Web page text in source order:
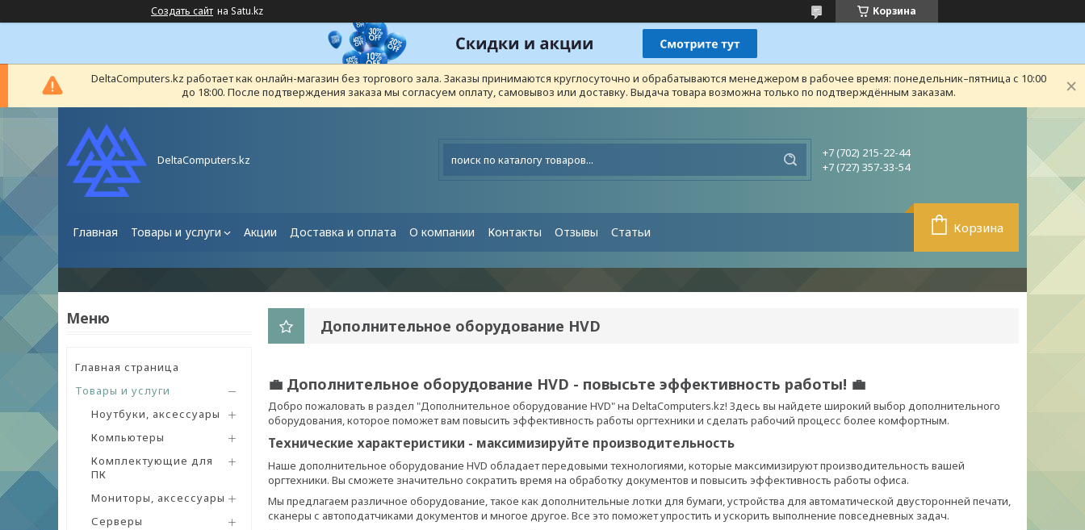
Создать сайт на Satu.kz Корзина
DeltaComputers.kz работает как онлайн-магазин без торгового зала. Заказы принимаются круглосуточно и обрабатываются менеджером в рабочее время: понедельник–пятница с 10:00
до 18:00. После подтверждения заказа мы согласуем оплату, самовывоз или доставку. Выдача товара возможна только по подтверждённым заказам.
DeltaComputers.kz
+7 (702) 215-22-44
+7 (727) 357-33-54
Главная Товары и услуги Акции Доставка и оплата О компании Контакты Отзывы Статьи Корзина
Главная страница
Товары и услуги
Ноутбуки, аксессуары
Компьютеры
Комплектующие для
ПК
Мониторы, аксессуары
Серверы
Дополнительное оборудование HVD
💼 Дополнительное оборудование HVD - повысьте эффективность работы! 💼
Добро пожаловать в раздел "Дополнительное оборудование HVD" на DeltaComputers.kz! Здесь вы найдете широкий выбор дополнительного
оборудования, которое поможет вам повысить эффективность работы оргтехники и сделать рабочий процесс более комфортным.
Технические характеристики - максимизируйте производительность
Наше дополнительное оборудование HVD обладает передовыми технологиями, которые максимизируют производительность вашей
оргтехники. Вы сможете значительно сократить время на обработку документов и повысить эффективность работы офиса.
Мы предлагаем различное оборудование, такое как дополнительные лотки для бумаги, устройства для автоматической двусторонней печати,
сканеры с автоподатчиками документов и многое другое. Все это поможет упростить и ускорить выполнение повседневных задач.